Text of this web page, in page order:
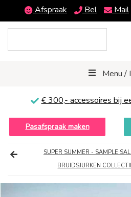
Afspraak Bel Mail
Menu /
€ 300,- accessoires bij
Pasafspraak maken
SUPER SUMMER - SAMPLE
BRUIDSJURKEN